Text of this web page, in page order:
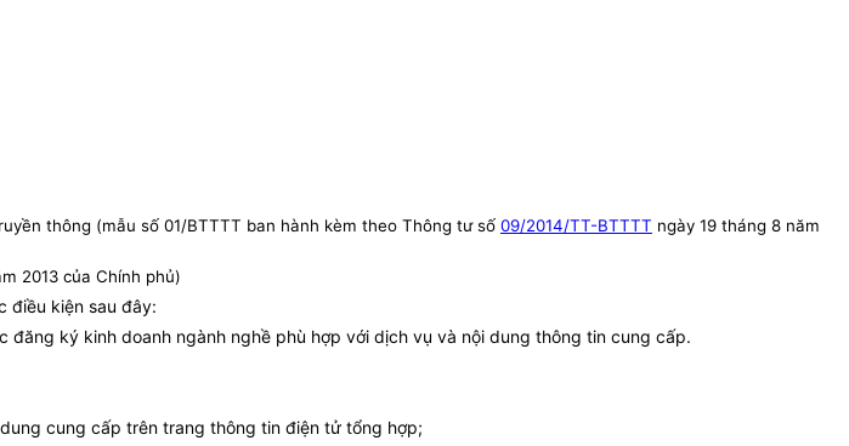
thông (mẫu số 01/BTTTT ban hành kèm theo Thông tư số 09/2014/TT-BTTTT ngày 19 tháng 8 năm
2013 của Chính phủ)
điều kiện sau đây:
ký kinh doanh ngành nghề phù hợp với dịch vụ và nội dung thông tin cung cấp.
cung cấp trên trang thông tin điện tử tổng hợp;